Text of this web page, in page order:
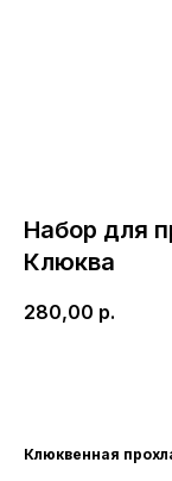
Набор для
Клюква
280,00 р.
Клюквенная